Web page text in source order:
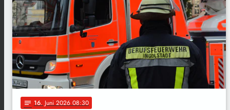
notes 16. Juni 2026 08:30